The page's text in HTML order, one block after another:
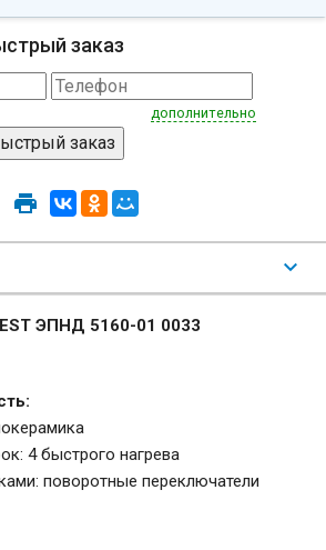
заказ
дополнительно
ЭПНД 5160-01 0033
4 быстрого нагрева
поворотные переключатели